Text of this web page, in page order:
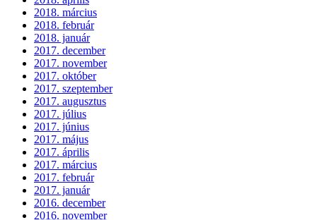
2018. március
2018. február
2018. január
2017. december
2017. november
2017. október
2017. szeptember
2017. augusztus
2017. július
2017. június
2017. május
2017. április
2017. március
2017. február
2017. január
2016. december
2016. november